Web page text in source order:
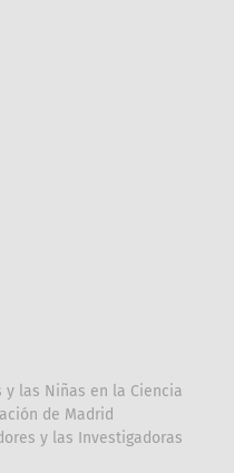
las Niñas en la Ciencia
de Madrid
y las Investigadoras